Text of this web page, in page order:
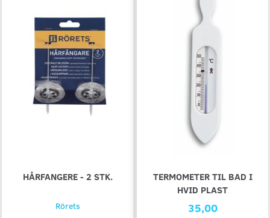
HÅRFANGERE - 2 STK.
Rörets
TERMOMETER TIL BAD I
HVID PLAST
35,00